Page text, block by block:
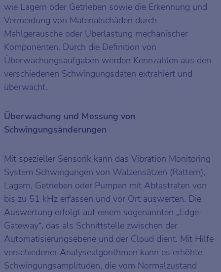
wie Lagern oder Getrieben sowie die Erkennung und
Vermeidung von Materialschäden durch
Mahlgeräusche oder Überlastung mechanischer
Komponenten. Durch die Definition von
Überwachungsaufgaben werden Kennzahlen aus den
verschiedenen Schwingungsdaten extrahiert und
überwacht.
Überwachung und Messung von
Schwingungsänderungen
Mit spezieller Sensorik kann das Vibration Monitoring
System Schwingungen von Walzensätzen (Rattern),
Lagern, Getrieben oder Pumpen mit Abtastraten von
bis zu 51 kHz erfassen und vor Ort auswerten. Die
Auswertung erfolgt auf einem sogenannten „Edge-
Gateway“, das als Schnittstelle zwischen der
Automatisierungsebene und der Cloud dient. Mit Hilfe
verschiedener Analysealgorithmen kann es erhöhte
Schwingungsamplituden, die vom Normalzustand